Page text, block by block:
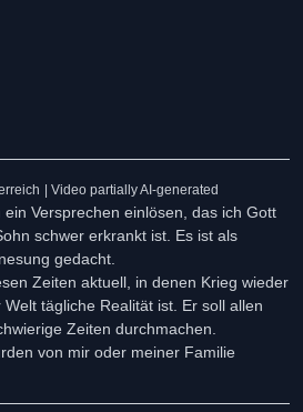
| Video partially AI-generated
Versprechen einlösen, das ich Gott
schwer erkrankt ist. Es ist als
gedacht.
Zeiten aktuell, in denen Krieg wieder
tägliche Realität ist. Er soll allen
Zeiten durchmachen.
von mir oder meiner Familie
Schlagzeug eingespielt.
Aufnahmen der Musiker und KI -